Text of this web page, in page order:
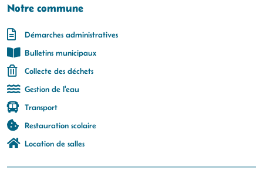
Notre commune
Démarches administratives
Bulletins municipaux
Collecte des déchets
Gestion de l'eau
Transport
Restauration scolaire
Location de salles